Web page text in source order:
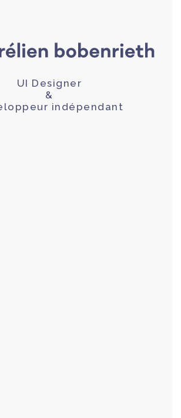
UI Designer
&
indépendant